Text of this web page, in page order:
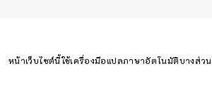
หน้าเว็บไซต์นี้ใช้เครื่องมือแปลภาษาอัตโนมัติบางส่วน